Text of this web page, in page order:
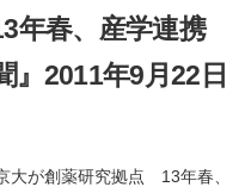
年春、産学連携
』2011年9月22日
大が創薬研究拠点 13年春、